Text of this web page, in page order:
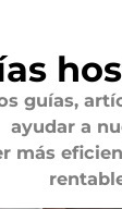
guías,
ayudar a
más